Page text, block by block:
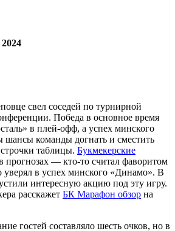
свел соседей по турнирной
Победа в основное время
в плей-офф, а успех минского
команды догнать и сместить
таблицы. Букмекерские
прогнозах — кто-то считал фаворитом
уверял в успех минского «Динамо». В
интересную акцию под эту игру.
расскажет БК Марафон обзор на
гостей составляло шесть очков, но в